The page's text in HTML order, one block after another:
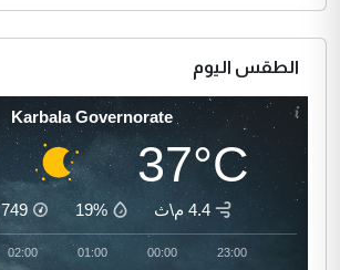
الطقس اليوم
Karbala Governorate
37°C
4.4 م\ث 19%
749
23:00
00:00
01:00
02:00